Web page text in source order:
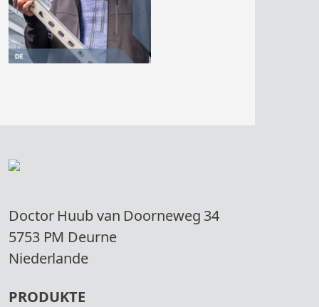
Doctor Huub van Doorneweg 34
5753 PM Deurne
Niederlande
PRODUKTE